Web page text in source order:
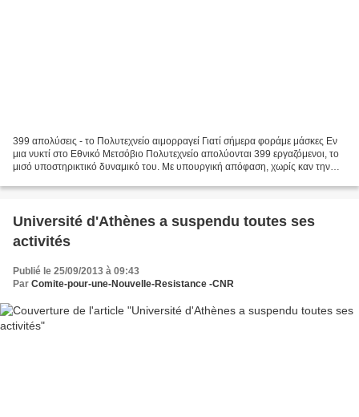
399 απολύσεις - το Πολυτεχνείο αιμορραγεί Γιατί σήμερα φοράμε μάσκες Εν
μια νυκτί στο Εθνικό Μετσόβιο Πολυτεχνείο απολύονται 399 εργαζόμενοι, το
μισό υποστηρικτικό δυναμικό του. Με υπουργική απόφαση, χωρίς καν την
Université d'Athènes a suspendu toutes ses
activités
Publié le 25/09/2013 à 09:43
Par Comite-pour-une-Nouvelle-Resistance -CNR